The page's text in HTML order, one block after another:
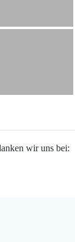
wir uns bei: